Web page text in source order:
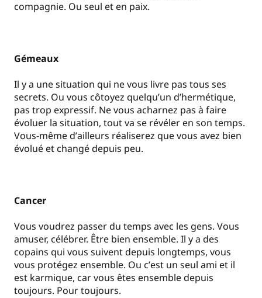
compagnie. Ou seul et en paix.
Gémeaux
Il y a une situation qui ne vous livre pas tous ses
secrets. Ou vous côtoyez quelqu’un d’hermétique,
pas trop expressif. Ne vous acharnez pas à faire
évoluer la situation, tout va se révéler en son temps.
Vous-même d’ailleurs réaliserez que vous avez bien
évolué et changé depuis peu.
Cancer
Vous voudrez passer du temps avec les gens. Vous
amuser, célébrer. Être bien ensemble. Il y a des
copains qui vous suivent depuis longtemps, vous
vous protégez ensemble. Ou c’est un seul ami et il
est karmique, car vous êtes ensemble depuis
toujours. Pour toujours.